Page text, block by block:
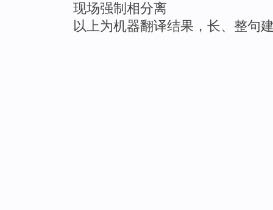
现场强制相分离
以上为机器翻译结果，长、整句